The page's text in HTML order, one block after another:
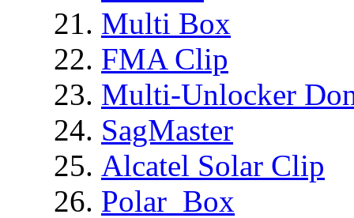
Multi Box
FMA Clip
Multi-Unlocker
SagMaster
Alcatel Solar Clip
Polar_Box